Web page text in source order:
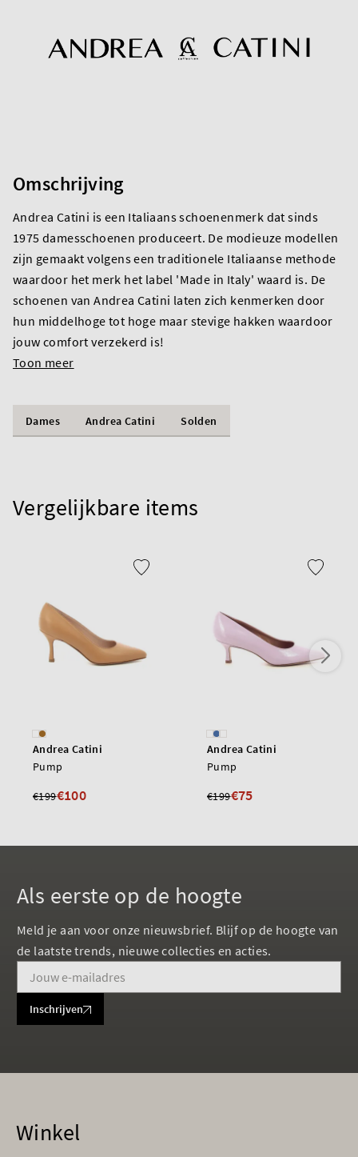
Omschrijving
Andrea Catini is een Italiaans schoenenmerk dat sinds
1975 damesschoenen produceert. De modieuze modellen
zijn gemaakt volgens een traditionele Italiaanse methode
waardoor het merk het label 'Made in Italy' waard is. De
schoenen van Andrea Catini laten zich kenmerken door
hun middelhoge tot hoge maar stevige hakken waardoor
jouw comfort verzekerd is!
Toon meer
Dames Andrea Catini Solden
Vergelijkbare items
Andrea Catini
Pump
€199€100
Andrea Catini
Pump
€199€75
Als eerste op de hoogte
Meld je aan voor onze nieuwsbrief. Blijf op de hoogte van
de laatste trends, nieuwe collecties en acties.
Inschrijven
Winkel